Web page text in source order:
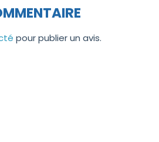
pour publier un avis.